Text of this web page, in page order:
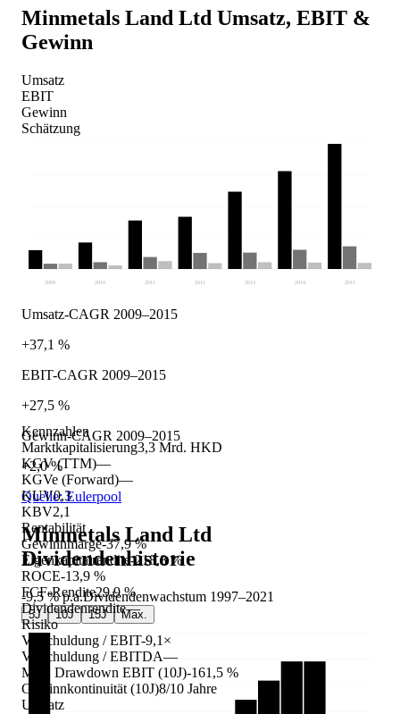
Kennzahlen
Marktkapitalisierung3,3 Mrd. HKD
KGV (TTM)—
KGVe (Forward)—
KUV0,3
KBV2,1
Rentabilität
Gewinnmarge-37,9 %
Eigenkapitalrendite-218,8 %
ROCE-13,9 %
FCF-Rendite29,9 %
Dividendenrendite—
Risiko
Verschuldung / EBIT-9,1×
Verschuldung / EBITDA—
Max. Drawdown EBIT (10J)-161,5 %
Gewinnkontinuität (10J)8/10 Jahre
Umsatz
Minmetals Land Ltd Umsatz, EBIT &
Gewinn
Umsatz
EBIT
Gewinn
Schätzung
2009 2010 2011 2012 2013 2014 2015
Umsatz-CAGR 2009–2015
+37,1 %
EBIT-CAGR 2009–2015
+27,5 %
Gewinn-CAGR 2009–2015
+2,0 %
Quelle: Eulerpool
Minmetals Land Ltd
Dividendenhistorie
-9,5 % p.a.Dividendenwachstum 1997–2021
5J 10J 15J Max.